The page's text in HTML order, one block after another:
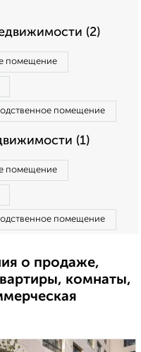
(2)
помещение
помещение
(1)
помещение
помещение
о продаже,
комнаты,